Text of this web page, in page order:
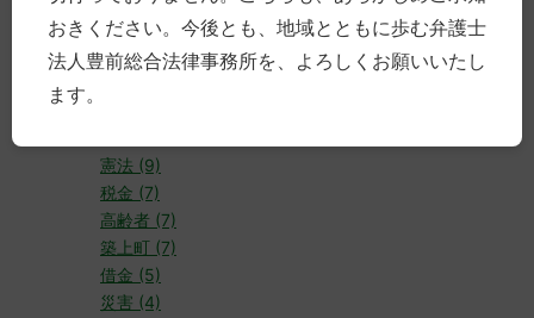
中津 (10)
障害 (10)
憲法 (9)
税金 (7)
高齢者 (7)
築上町 (7)
借金 (5)
災害 (4)
おきください。今後とも、地域とともに歩む弁護士
法人豊前総合法律事務所を、よろしくお願いいたし
ます。